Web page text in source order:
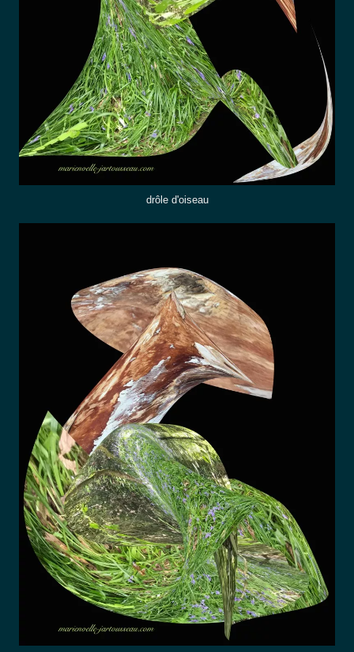
drôle d'oiseau